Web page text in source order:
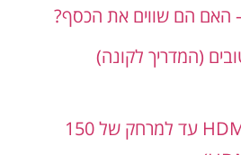
האם הם שווים את הכסף?
(המדריך לקונה)
איך להאריך כבל HDMI עד למרחק של 150